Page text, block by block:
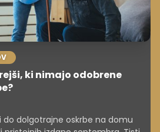
ki nimajo odobrene
do dolgotrajne oskrbe na domu